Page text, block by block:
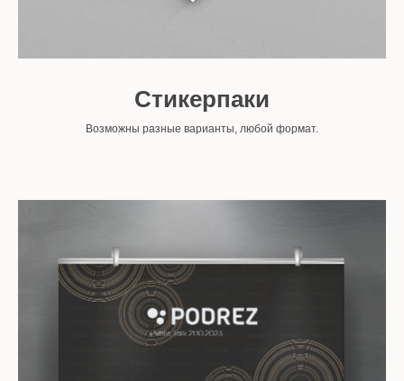
Стикерпаки
Возможны разные варианты, любой формат.